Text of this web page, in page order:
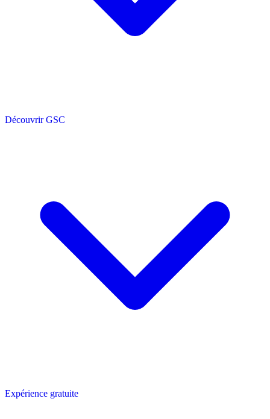
Découvrir GSC
Expérience gratuite